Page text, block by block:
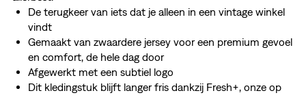
De terugkeer van iets dat je alleen in een vintage winkel
vindt
Gemaakt van zwaardere jersey voor een premium gevoel
en comfort, de hele dag door
Afgewerkt met een subtiel logo
Dit kledingstuk blijft langer fris dankzij Fresh+, onze op